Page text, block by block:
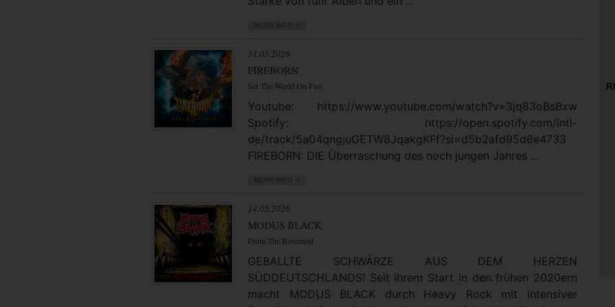
31.05.2026
FIREBORN
Set The World On Fire
Youtube: https://www.youtube.com/watch?v=3jq83oBsBxw
Spotify: https://open.spotify.com/intl-
de/track/5a04qngjuGETW8JqakgKFf?si=d5b2afd95d6e4733
FIREBORN: DIE Überraschung des noch jungen Jahres ...
14.05.2026
MODUS BLACK
From The Basement
GEBALLTE SCHWÄRZE AUS DEM HERZEN
SÜDDEUTSCHLANDS! Seit ihrem Start in den frühen 2020ern
macht MODUS BLACK durch Heavy Rock mit intensiver